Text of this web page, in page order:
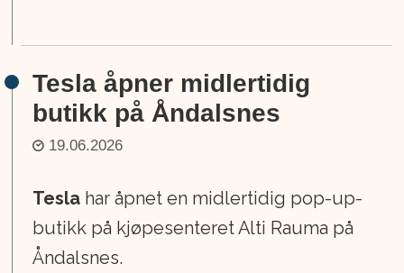
Tesla åpner midlertidig
butikk på Åndalsnes
19.06.2026
Tesla har åpnet en midlertidig pop-up-
butikk på kjøpesenteret Alti Rauma på
Åndalsnes.